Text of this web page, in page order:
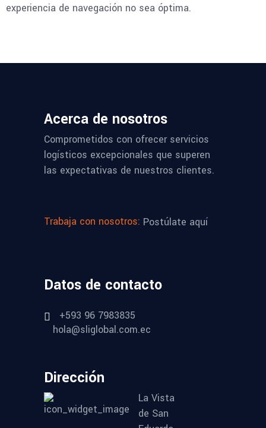
experiencia de navegación no sea óptima.
Acerca de nosotros
Comprometidos con ofrecer servicios
logísticos excepcionales que superen
las expectativas de nuestros clientes.
Trabaja con nosotros: Postúlate aquí
Datos de contacto
+593 96 7983835
hola@sliglobal.com.ec
Dirección
La Vista
de San